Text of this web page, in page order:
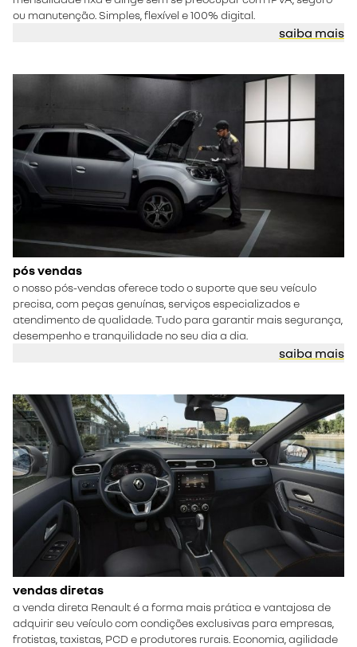
ou manutenção. Simples, flexível e 100% digital.
saiba mais
pós vendas
o nosso pós-vendasoferece todo o suporte que seu veículo
precisa, com peças genuínas, serviços especializados e
atendimento de qualidade. Tudo para garantir mais segurança,
desempenho e tranquilidade no seu dia a dia.
saiba mais
vendas diretas
a venda direta Renaulté a forma mais prática e vantajosa de
adquirir seu veículo com condições exclusivas para empresas,
frotistas, taxistas, PCD e produtores rurais. Economia, agilidade